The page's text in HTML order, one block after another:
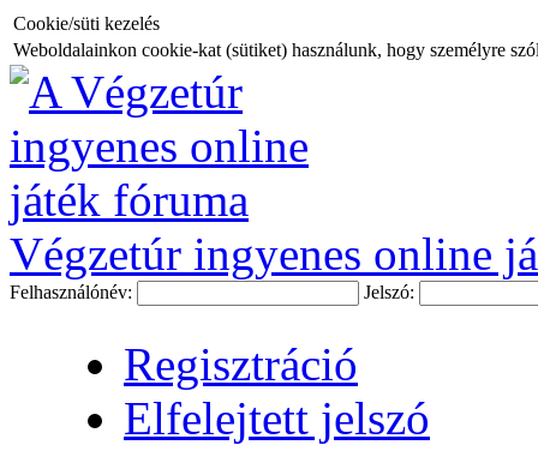
Cookie/süti kezelés
Weboldalainkon cookie-kat (sütiket) használunk, hogy személyre
Végzetúr ingyenes online
Felhasználónév: Jelszó:
Regisztráció
Elfelejtett jelszó